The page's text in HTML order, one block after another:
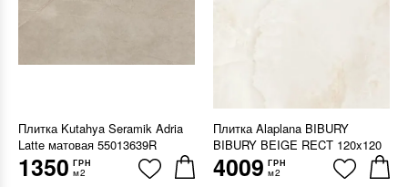
Плитка Kutahya Seramik Adria
Latte матовая 55013639R
1350 ГРН
м2
Плитка Alaplana BIBURY
BIBURY BEIGE RECT 120x120
4009 ГРН
м2